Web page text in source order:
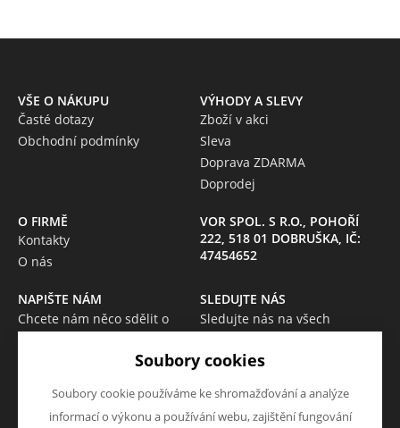
VŠE O NÁKUPU
Časté dotazy
Obchodní podmínky
VÝHODY A SLEVY
Zboží v akci
Sleva
Doprava ZDARMA
Doprodej
O FIRMĚ
Kontakty
O nás
VOR SPOL. S R.O., POHOŘÍ
222, 518 01 DOBRUŠKA, IČ:
47454652
NAPIŠTE NÁM
Chcete nám něco sdělit o
shopu? Neváhejte napsat.
Chci napsat zprávu
SLEDUJTE NÁS
Sledujte nás na všech
neunikne!
Soubory cookies
Soubory cookie používáme ke shromažďování a analýze
informací o výkonu a používání webu, zajištění fungování